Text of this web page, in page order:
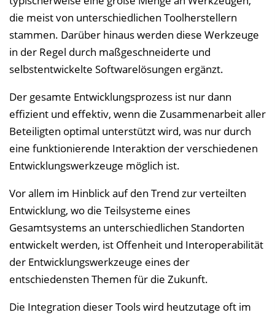
e
n
d
die meist von unterschiedlichen Toolherstellern
stammen. Darüber hinaus werden diese Werkzeuge
in der Regel durch maßgeschneiderte und
selbstentwickelte Softwarelösungen ergänzt.
Der gesamte Entwicklungsprozess ist nur dann
effizient und effektiv, wenn die Zusammenarbeit aller
Beteiligten optimal unterstützt wird, was nur durch
eine funktionierende Interaktion der verschiedenen
Entwicklungswerkzeuge möglich ist.
Vor allem im Hinblick auf den Trend zur verteilten
Entwicklung, wo die Teilsysteme eines
Gesamtsystems an unterschiedlichen Standorten
entwickelt werden, ist Offenheit und Interoperabilität
der Entwicklungswerkzeuge eines der
entschiedensten Themen für die Zukunft.
Die Integration dieser Tools wird heutzutage oft im